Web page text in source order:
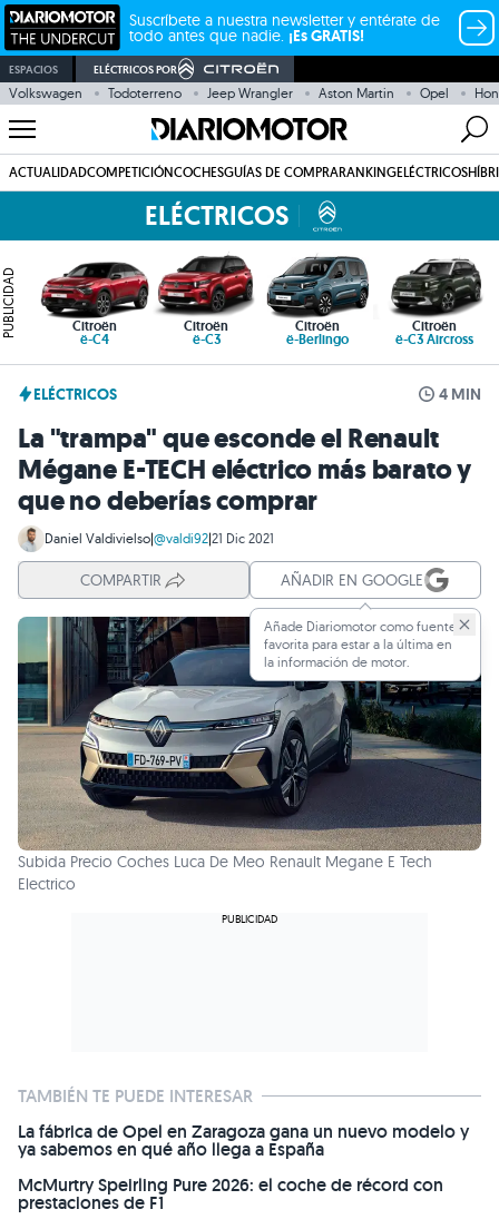
Suscríbete a nuestra newsletter y entérate de
todo antes que nadie. ¡Es GRATIS!
ESPACIOS ELÉCTRICOS POR
Volkswagen Todoterreno Jeep Wrangler Aston Martin Opel
ACTUALIDADCOMPETICIÓNCOCHESGUÍAS DE COMPRARANKINGELÉCTRICOS
ELÉCTRICOS
PUBLICIDAD Citroën
ë-C4
Citroën
ë-C3
Citroën
ë-Berlingo
Citroën
ë-C3 Aircross
ELÉCTRICOS 4 MIN
La "trampa" que esconde el Renault
Mégane E-TECH eléctrico más barato y
que no deberías comprar
Daniel Valdivielso|@valdi92|21 Dic 2021
COMPARTIR AÑADIR EN GOOGLE
Añade Diariomotor como fuente
favorita para estar a la última en
la información de motor.
Subida Precio Coches Luca De Meo Renault Megane E Tech
Electrico
TAMBIÉN TE PUEDE INTERESAR
La fábrica de Opel en Zaragoza gana un nuevo modelo y
ya sabemos en qué año llega a España
McMurtry Speirling Pure 2026: el coche de récord con
prestaciones de F1